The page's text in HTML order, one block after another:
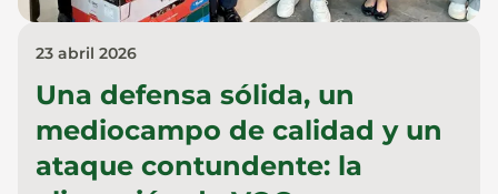
23 abril 2026
Una defensa sólida, un
mediocampo de calidad y un
ataque contundente: la